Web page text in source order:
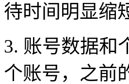
待时间明显缩
3. 账号数据和
个账号，之前